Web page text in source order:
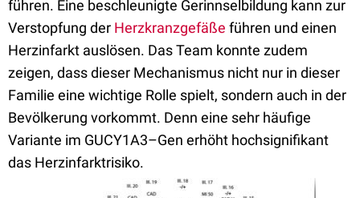
führen. Eine beschleunigte Gerinnselbildung kann zur
Verstopfung der Herzkranzgefäße führen und einen
Herzinfarkt auslösen. Das Team konnte zudem
zeigen, dass dieser Mechanismus nicht nur in dieser
Familie eine wichtige Rolle spielt, sondern auch in der
Bevölkerung vorkommt. Denn eine sehr häufige
Variante im GUCY1A3–Gen erhöht hochsignifikant
das Herzinfarktrisiko.